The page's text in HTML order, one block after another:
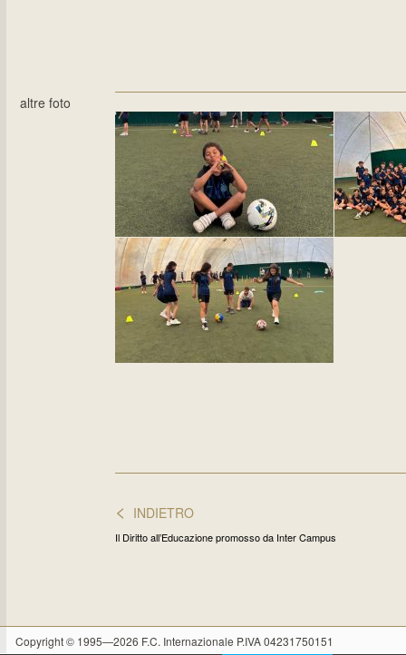
altre foto
< INDIETRO
Il Diritto all’Educazione promosso da Inter Campus
Copyright © 1995—2026 F.C. Internazionale P.IVA 04231750151